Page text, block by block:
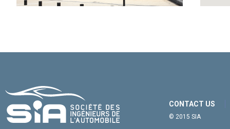
CONTACT US
© 2015 SIA